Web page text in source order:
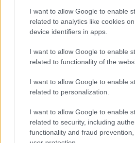
I want to allow Google to enable
related to analytics like cookies
device identifiers in apps.
I want to allow Google to enable
related to functionality of the
I want to allow Google to enable
related to personalization.
I want to allow Google to enable
related to security, including
functionality and fraud
Majkát a SIC Feszten